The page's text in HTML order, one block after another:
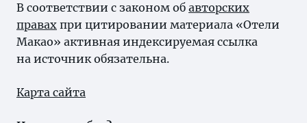
В соответствии с законом об авторских
правах при цитировании материала «Отели
Макао» активная индексируемая ссылка
на источник обязательна.
Карта сайта